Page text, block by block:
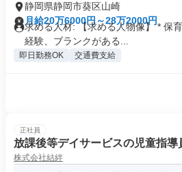
静岡県静岡市葵区山崎
月給20万6000円～28万2000円
求める人材: 【求める人物像】 * 保
経験、ブランクがある...
即日勤務OK 交通費支給
正社員
放課後等デイサービスの児童指導
株式会社結絆